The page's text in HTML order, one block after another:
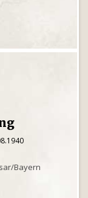
Bayern